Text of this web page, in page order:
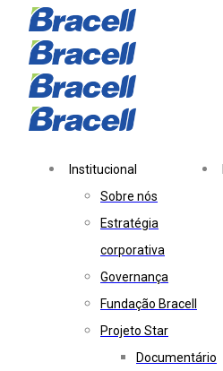
Skip
links
Skip
primary
navigation
Skip
Institucional
Sobre nós
Estratégia
corporativa
Governança
Fundação Bracell
Projeto Star
Documentário